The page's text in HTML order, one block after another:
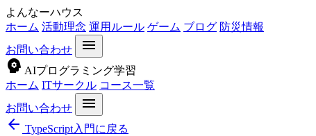
よんなーハウス
ホーム 活動理念 運用ルール ゲーム ブログ 防災情報
お問い合わせ
menu
psychology AIプログラミング学習
ホーム ITサークル コース一覧
お問い合わせ
menu
arrow_back TypeScript入門に戻る